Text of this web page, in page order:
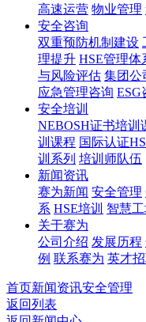
高速运营 物业管理
安全咨询
双重预防机制建设
理提升 HSE管理体
与风险评估 集团公
应急管理咨询 ESG
安全培训
NEBOSH证书培训
训课程 国际认证
训系列 培训师队伍
新闻资讯
赛为新闻 安全管理
系 HSE培训 智慧
关于赛为
公司介绍 发展历程
例 联系赛为 英才
首页新闻资讯安全管理
返回列表